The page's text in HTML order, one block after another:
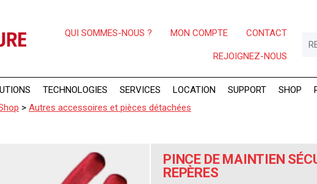
QUI SOMMES-NOUS ? MON COMPTE CONTACT
REJOIGNEZ-NOUS
TECHNOLOGIES SERVICES LOCATION SUPPORT SHOP
> Autres accessoires et pièces détachées
PINCE DE MAINTIEN
REPÈRES